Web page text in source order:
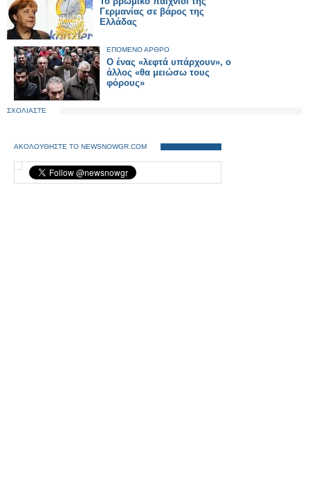
Γερμανίας σε βάρος της
Ελλάδας
ΕΠΟΜΕΝΟ ΑΡΘΡΟ
Ο ένας «λεφτά υπάρχουν», ο
άλλος «θα μειώσω τους
φόρους»
ΣΧΟΛΙΑΣΤΕ
ΑΚΟΛΟΥΘΗΣΤΕ ΤΟ NEWSNOWGR.COM